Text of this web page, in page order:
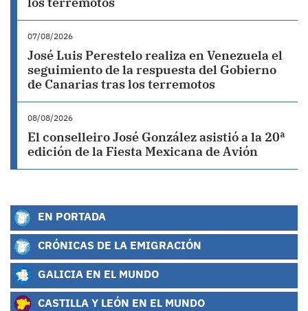
07/08/2026
José Luis Perestelo realiza en Venezuela el
seguimiento de la respuesta del Gobierno
de Canarias tras los terremotos
08/08/2026
El conselleiro José González asistió a la 20ª
edición de la Fiesta Mexicana de Avión
EN PORTADA
CRÓNICAS DE LA EMIGRACIÓN
GALICIA EN EL MUNDO
CASTILLA Y LEÓN EN EL MUNDO